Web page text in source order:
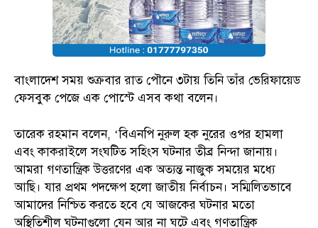
বাংলাদেশ সময় শুক্রবার রাত পৌনে ৩টায় তিনি তাঁর ভেরিফায়েড
ফেসবুক পেজে এক পোস্টে এসব কথা বলেন।
তারেক রহমান বলেন, ‘বিএনপি নুরুল হক নুরের ওপর হামলা
এবং কাকরাইলে সংঘটিত সহিংস ঘটনার তীব্র নিন্দা জানায়।
আমরা গণতান্ত্রিক উত্তরণের এক অত্যন্ত নাজুক সময়ের মধ্যে
আছি। যার প্রথম পদক্ষেপ হলো জাতীয় নির্বাচন। সম্মিলিতভাবে
আমাদের নিশ্চিত করতে হবে যে আজকের ঘটনার মতো
অস্থিতিশীল ঘটনাগুলো যেন আর না ঘটে এবং গণতান্ত্রিক